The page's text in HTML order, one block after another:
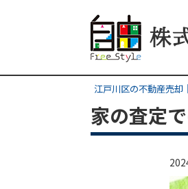
江戸川区の不動産売却
家の査定